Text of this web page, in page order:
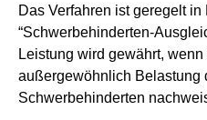
Das Verfahren ist geregelt
“Schwerbehinderten-
Leistung wird gewährt,
außergewöhnlich Belastung
Schwerbehinderten